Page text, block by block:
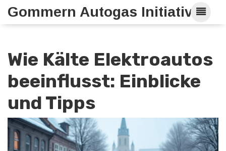
Gommern Autogas Initiative
Wie Kälte Elektroautos
beeinflusst: Einblicke
und Tipps